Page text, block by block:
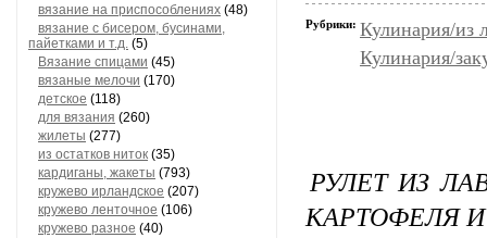
вязание на приспособлениях (48)
вязание с бисером, бусинами,
пайетками и т.д. (5)
Вязание спицами (45)
вязаные мелочи (170)
детское (118)
для вязания (260)
жилеты (277)
из остатков ниток (35)
кардиганы, жакеты (793)
кружево ирландское (207)
кружево ленточное (106)
кружево разное (40)
Рубрики: Кулинария/из
Кулинария/
РУЛЕТ ИЗ
КАРТОФЕЛЯ